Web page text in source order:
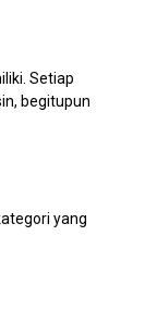
Setiap
begitupun
yang